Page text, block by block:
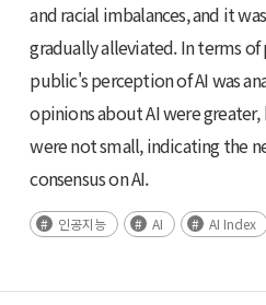
and racial imbalances, and it
gradually alleviated. In terms
public's perception of AI was
opinions about AI were
were not small, indicating the
consensus on AI.
인공지능 AI AI Index